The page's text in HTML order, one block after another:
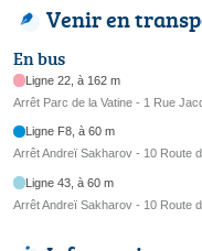
Venir en
En bus
Ligne 22, à 162 m
Arrêt Parc de la Vatine - 1 Rue
Ligne F8, à 60 m
Arrêt Andreï Sakharov - 10 Route
Ligne 43, à 60 m
Arrêt Andreï Sakharov - 10 Route